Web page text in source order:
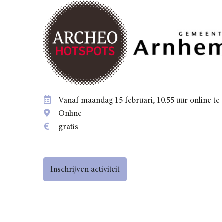
Vanaf maandag 15 februari, 10.55 uur online te
Online
gratis
Inschrijven activiteit